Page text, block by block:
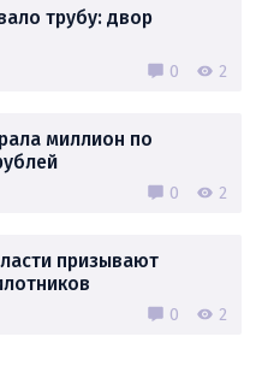
трубу: двор
0 2
миллион по
0 2
призывают
0 2